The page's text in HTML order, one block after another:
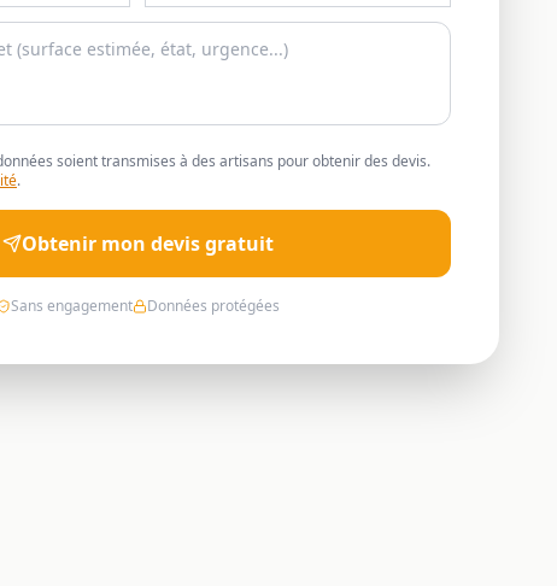
soient transmises à des artisans pour obtenir des devis.
.
Obtenir mon devis gratuit
Sans engagement Données protégées